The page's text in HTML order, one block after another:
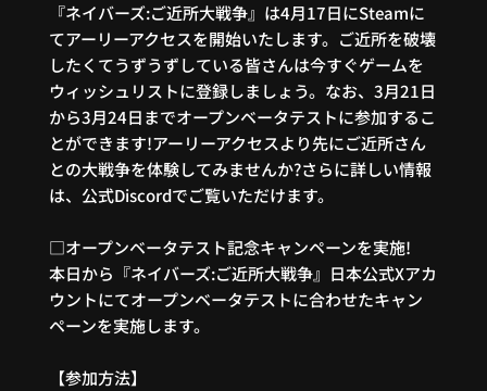
『ネイバーズ:ご近所大戦争』は4月17日にSteamに
てアーリーアクセスを開始いたします。 ご近所を破壊
したくてうずうずしている皆さんは今すぐゲームを
ウィッシュリストに登録しましょう。 なお、3月21日
から3月24日までオープンベータテストに参加するこ
とができます!アーリーアクセスより先にご近所さん
との大戦争を体験してみませんか?さらに詳しい情報
は、公式Discordでご覧いただけます。
□オープンベータテスト記念キャンペーンを実施!
本日から『ネイバーズ:ご近所大戦争』日本公式Xアカ
ウントにてオープンベータテストに合わせたキャン
ペーンを実施します。
【参加方法】